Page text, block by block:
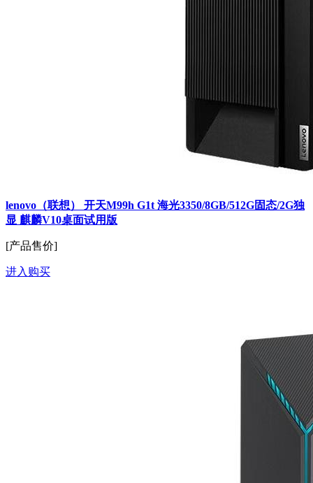
lenovo（联想） 开天M99h G1t 海光3350/8GB/512G固态/2G独
显 麒麟V10桌面试用版
[产品售价]
进入购买